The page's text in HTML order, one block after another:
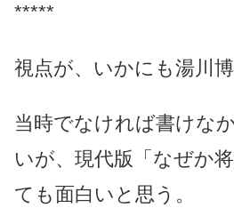
*****
視点が、いかにも湯川博
当時でなければ書けな
いが、現代版「なぜか
ても面白いと思う。